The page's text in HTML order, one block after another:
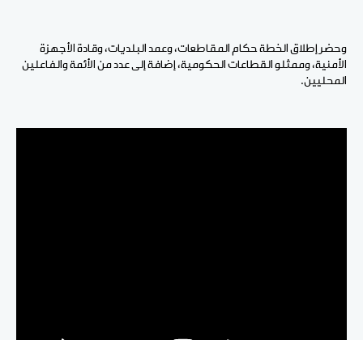
وحضر إطلاق الخطة حكام المقاطعات، وعمد البلديات، وقادة الأجهزة
الأمنية، وممثلو القطاعات الحكومية، إضافة إلى عدد من الأئمة والفاعلين
المحليين.